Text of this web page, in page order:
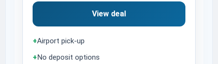
View deal
+Airport pick-up
+No deposit options